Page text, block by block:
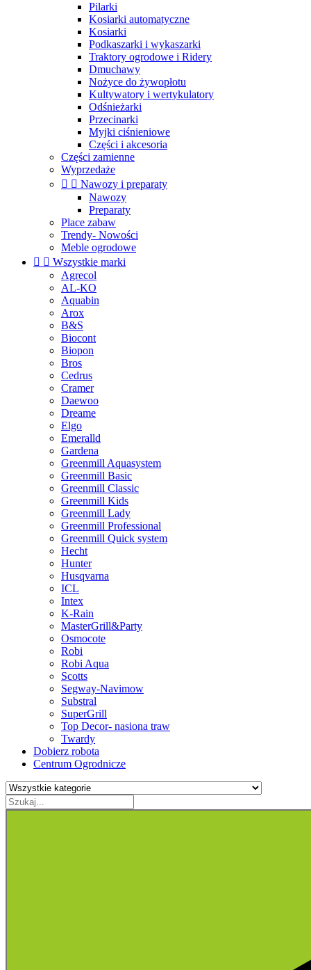
Pilarki
Kosiarki automatyczne
Kosiarki
Podkaszarki i wykaszarki
Traktory ogrodowe i Ridery
Dmuchawy
Nożyce do żywopłotu
Kultywatory i wertykulatory
Odśnieżarki
Przecinarki
Myjki ciśnieniowe
Części i akcesoria
Części zamienne
Wyprzedaże
  Nawozy i preparaty
Nawozy
Preparaty
Place zabaw
Trendy- Nowości
Meble ogrodowe
  Wszystkie marki
Agrecol
AL-KO
Aquabin
Arox
B&S
Biocont
Biopon
Bros
Cedrus
Cramer
Daewoo
Dreame
Elgo
Emeralld
Gardena
Greenmill Aquasystem
Greenmill Basic
Greenmill Classic
Greenmill Kids
Greenmill Lady
Greenmill Professional
Greenmill Quick system
Hecht
Hunter
Husqvarna
ICL
Intex
K-Rain
MasterGrill&Party
Osmocote
Robi
Robi Aqua
Scotts
Segway-Navimow
Substral
SuperGrill
Top Decor- nasiona traw
Twardy
Dobierz robota
Centrum Ogrodnicze